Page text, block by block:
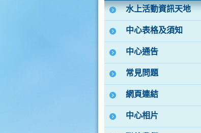
水上活動資訊天地
中心表格及須知
中心通告
常見問題
網頁連結
中心相片